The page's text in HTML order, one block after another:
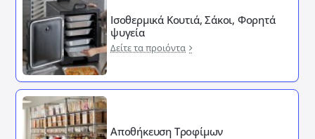
Ισοθερμικά Κουτιά, Σάκοι, Φορητά
ψυγεία
Δείτε τα προιόντα
Αποθήκευση Τροφίμων